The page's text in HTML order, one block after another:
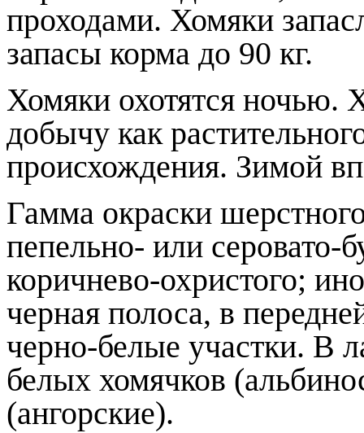
проходами. Хомяки
запасы корма до 90 кг.
Хомяки охотятся ночью.
добычу как
происхождения. Зимой
Гамма окраски
пепельно- или серовато-
коричнево-охристого;
черная полоса, в
черно-белые участки. В
белых хомячков
(ангорские).